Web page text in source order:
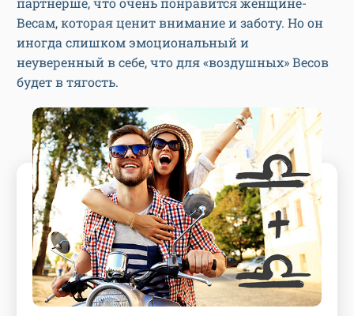
Весам, которая ценит внимание и заботу. Но он
иногда слишком эмоциональный и
неуверенный в себе, что для «воздушных» Весов
будет в тягость.